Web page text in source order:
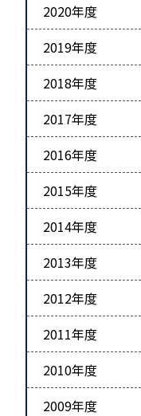
2020年度
2019年度
2018年度
2017年度
2016年度
2015年度
2014年度
2013年度
2012年度
2011年度
2010年度
2009年度